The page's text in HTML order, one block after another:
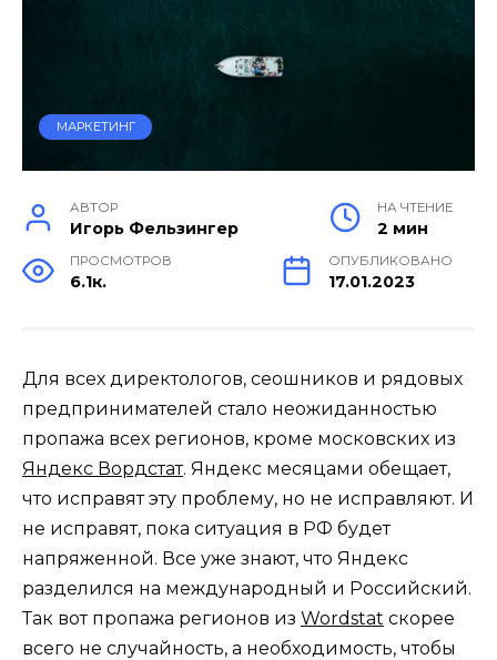
МАРКЕТИНГ
АВТОР
Игорь Фельзингер
НА ЧТЕНИЕ
2 мин
ПРОСМОТРОВ
6.1к.
ОПУБЛИКОВАНО
17.01.2023
Для всех директологов, сеошников и рядовых
предпринимателей стало неожиданностью
пропажа всех регионов, кроме московских из
Яндекс Вордстат. Яндекс месяцами обещает,
что исправят эту проблему, но не исправляют. И
не исправят, пока ситуация в РФ будет
напряженной. Все уже знают, что Яндекс
разделился на международный и Российский.
Так вот пропажа регионов из Wordstat скорее
всего не случайность, а необходимость, чтобы